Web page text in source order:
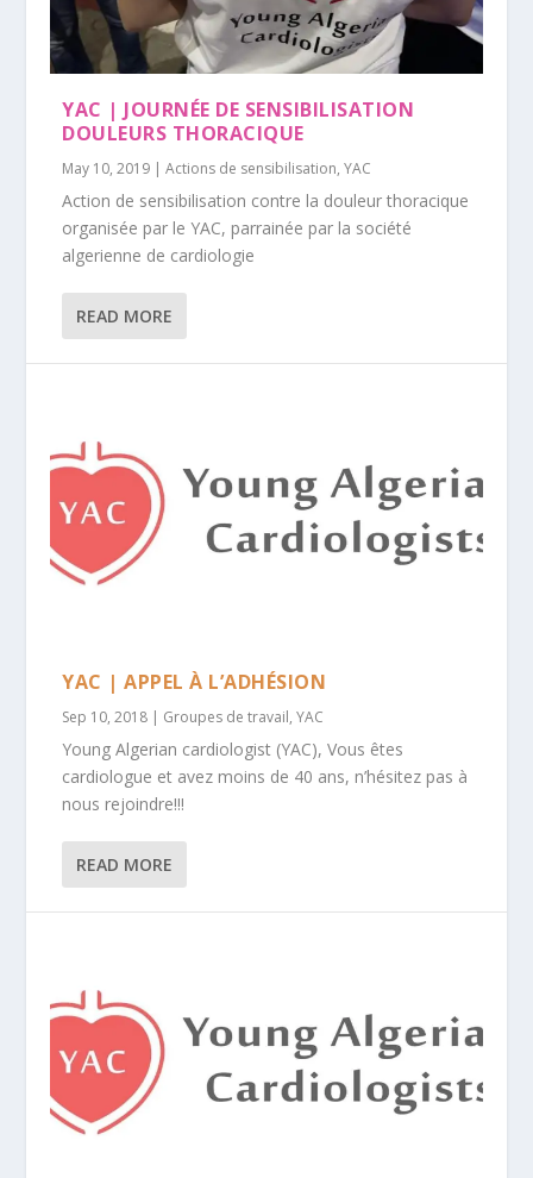
YAC | JOURNÉE DE SENSIBILISATION
DOULEURS THORACIQUE
May 10, 2019 |Actions de sensibilisation,YAC
Action de sensibilisation contre la douleur thoracique
organisée par le YAC, parrainée par la société
algerienne de cardiologie
READ MORE
YAC | APPEL À L’ADHÉSION
Sep 10, 2018 | Groupes de travail,YAC
Young Algerian cardiologist (YAC), Vous êtes
cardiologue et avez moins de 40 ans, n’hésitez pas à
nous rejoindre!!!
READ MORE